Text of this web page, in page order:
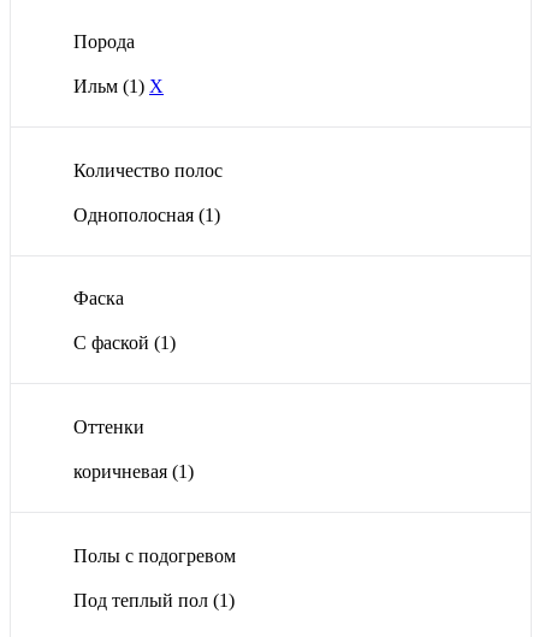
Порода
Ильм (1) X
Количество полос
Однополосная (1)
Фаска
С фаской (1)
Оттенки
коричневая (1)
Полы с подогревом
Под теплый пол (1)